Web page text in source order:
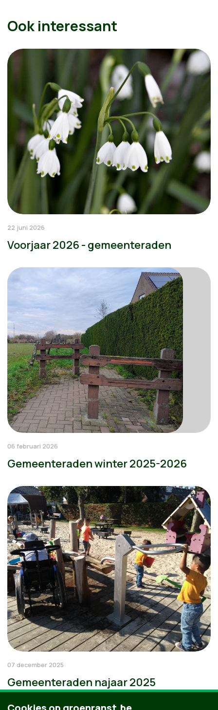
Ook interessant
22 juni 2026
Voorjaar 2026 - gemeenteraden
06 februari 2026
Gemeenteraden winter 2025-2026
07 december 2025
Gemeenteraden najaar 2025